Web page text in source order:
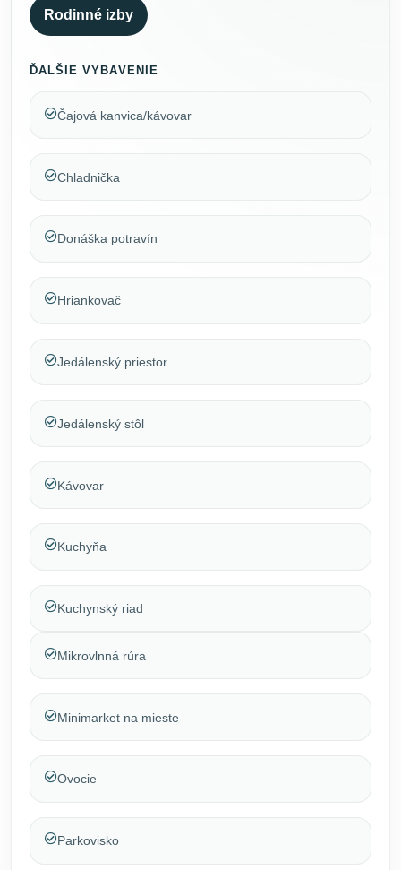
Rodinné izby
ĎALŠIE VYBAVENIE
Čajová kanvica/kávovar
Chladnička
Donáška potravín
Hriankovač
Jedálenský priestor
Jedálenský stôl
Kávovar
Kuchyňa
Kuchynský riad
Mikrovlnná rúra
Minimarket na mieste
Ovocie
Parkovisko